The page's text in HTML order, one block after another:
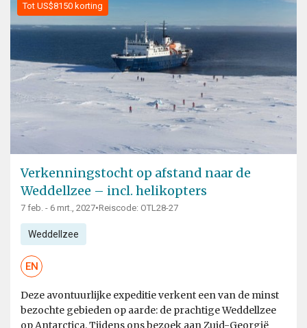
Tot US$8150 korting
Verkenningstocht op afstand naar de
Weddellzee – incl. helikopters
7 feb. - 6 mrt., 2027•Reiscode: OTL28-27
Weddellzee
EN
Deze avontuurlijke expeditie verkent een van de minst
bezochte gebieden op aarde: de prachtige Weddellzee
op Antarctica. Tijdens ons bezoek aan Zuid-Georgië